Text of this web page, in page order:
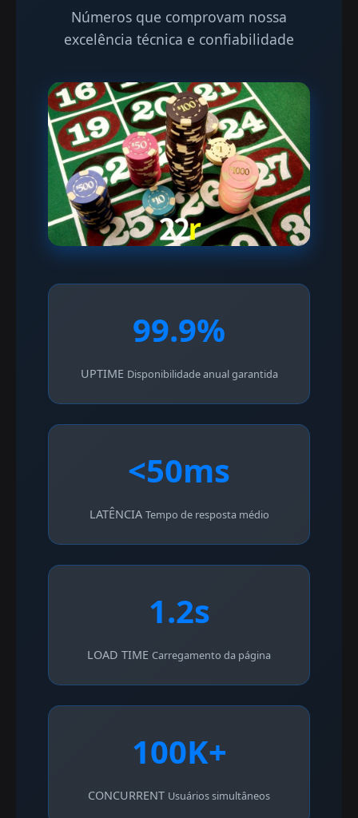
Números que comprovam nossa
excelência técnica e confiabilidade
99.9%
UPTIME Disponibilidade anual garantida
<50ms
LATÊNCIA Tempo de resposta médio
1.2s
LOAD TIME Carregamento da página
100K+
CONCURRENT Usuários simultâneos